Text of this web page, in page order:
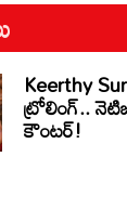
Keerthy
ట్రోలింగ్..
కౌంటర్!